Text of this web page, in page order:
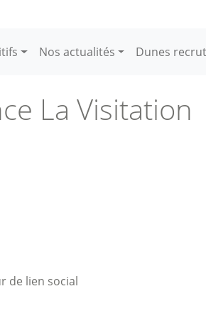
Nos actualités Dunes
La Visitation
de lien social